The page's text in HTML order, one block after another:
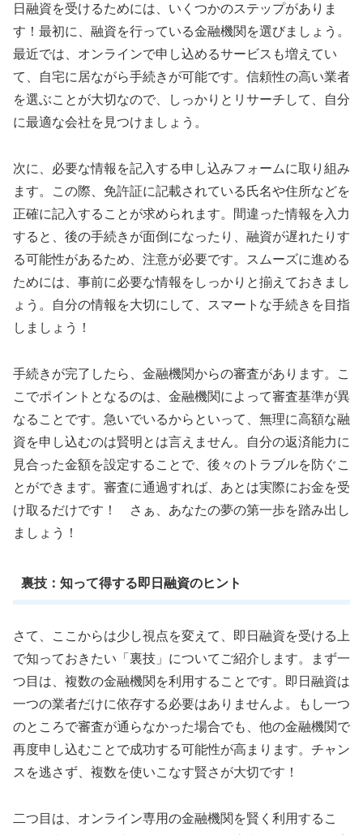
日融資を受けるためには、いくつかのステップがありま
す！最初に、融資を行っている金融機関を選びましょう。
最近では、オンラインで申し込めるサービスも増えてい
て、自宅に居ながら手続きが可能です。信頼性の高い業者
を選ぶことが大切なので、しっかりとリサーチして、自分
に最適な会社を見つけましょう。
次に、必要な情報を記入する申し込みフォームに取り組み
ます。この際、免許証に記載されている氏名や住所などを
正確に記入することが求められます。間違った情報を入力
すると、後の手続きが面倒になったり、融資が遅れたりす
る可能性があるため、注意が必要です。スムーズに進める
ためには、事前に必要な情報をしっかりと揃えておきまし
ょう。自分の情報を大切にして、スマートな手続きを目指
しましょう！
手続きが完了したら、金融機関からの審査があります。こ
こでポイントとなるのは、金融機関によって審査基準が異
なることです。急いでいるからといって、無理に高額な融
資を申し込むのは賢明とは言えません。自分の返済能力に
見合った金額を設定することで、後々のトラブルを防ぐこ
とができます。審査に通過すれば、あとは実際にお金を受
け取るだけです！ さぁ、あなたの夢の第一歩を踏み出し
ましょう！
裏技：知って得する即日融資のヒント
さて、ここからは少し視点を変えて、即日融資を受ける上
で知っておきたい「裏技」についてご紹介します。まず一
つ目は、複数の金融機関を利用することです。即日融資は
一つの業者だけに依存する必要はありませんよ。もし一つ
のところで審査が通らなかった場合でも、他の金融機関で
再度申し込むことで成功する可能性が高まります。チャン
スを逃さず、複数を使いこなす賢さが大切です！
二つ目は、オンライン専用の金融機関を賢く利用するこ